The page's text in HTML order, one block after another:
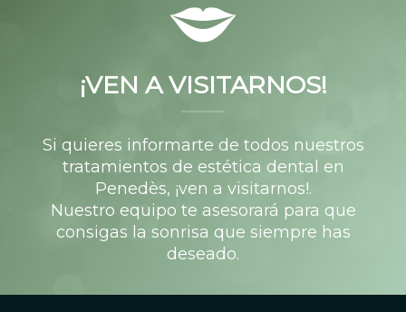
¡VEN A VISITARNOS!
Si quieres informarte de todos nuestros
tratamientos de estética dental en
Penedès, ¡ven a visitarnos!.
Nuestro equipo te asesorará para que
consigas la sonrisa que siempre has
deseado.